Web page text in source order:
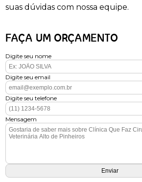
suas dúvidas com nossa equipe.
FAÇA UM ORÇAMENTO
Digite seu nome
Digite seu email
Digite seu telefone
Mensagem